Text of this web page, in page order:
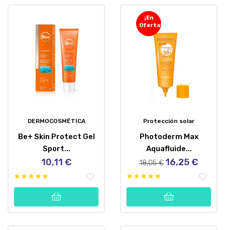
DERMOCOSMÉTICA
Be+ Skin Protect Gel
Sport...
Precio
10,11 €
¡En
Oferta!
Protección solar
Photoderm Max
Aquafluide...
Precio
18,05 € Precio
16,25 €